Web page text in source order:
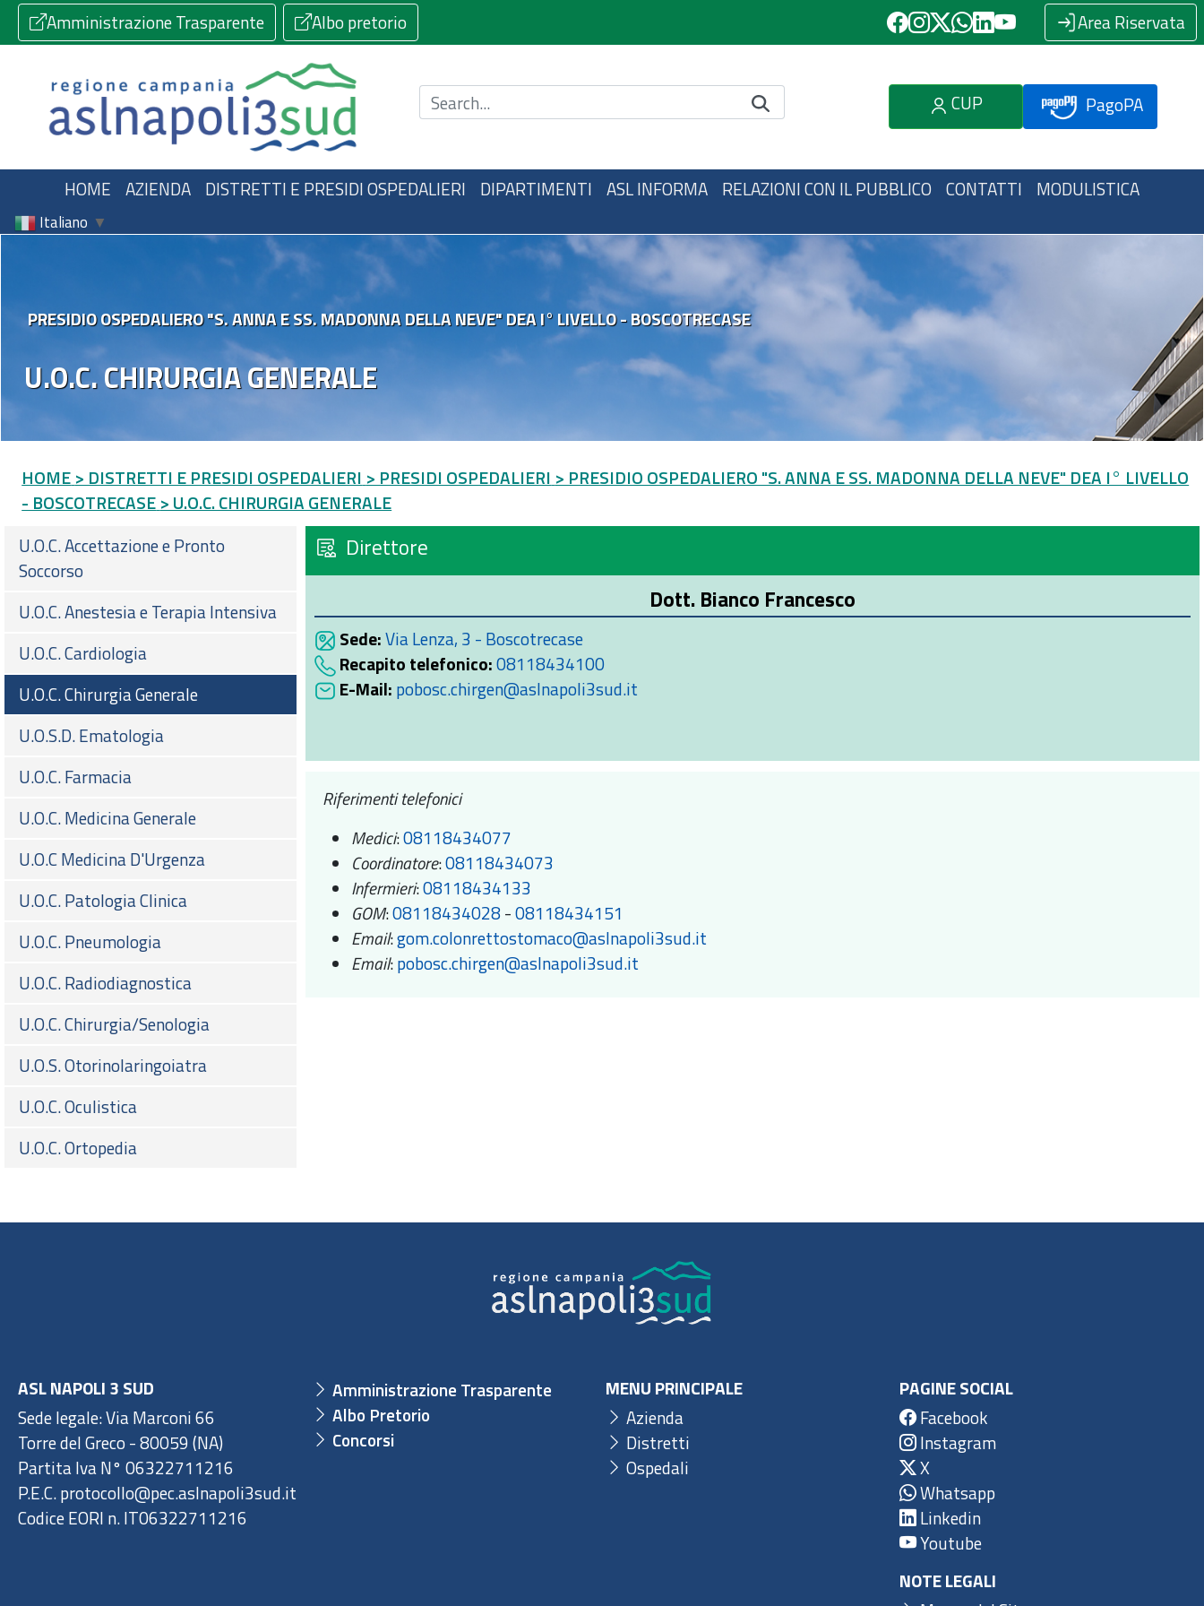
Amministrazione Trasparente Albo pretorio Area Riservata
Cerca nel sito CUP PagoPA
HOME AZIENDA DISTRETTI E PRESIDI OSPEDALIERI DIPARTIMENTI ASL INFORMA RELAZIONI CON IL PUBBLICO CONTATTI MODULISTICA
Italiano ▼
U.O.C. CHIRURGIA GENERALE
PRESIDIO OSPEDALIERO "S. ANNA E SS. MADONNA DELLA NEVE" DEA I° LIVELLO - BOSCOTRECASE
HOME > DISTRETTI E PRESIDI OSPEDALIERI > PRESIDI OSPEDALIERI > PRESIDIO OSPEDALIERO "S. ANNA E SS. MADONNA DELLA NEVE" DEA I° LIVELLO
- BOSCOTRECASE > U.O.C. CHIRURGIA GENERALE
U.O.C. Accettazione e Pronto
Soccorso
U.O.C. Anestesia e Terapia Intensiva
U.O.C. Cardiologia
U.O.C. Chirurgia Generale
U.O.S.D. Ematologia
U.O.C. Farmacia
U.O.C. Medicina Generale
U.O.C Medicina D'Urgenza
U.O.C. Patologia Clinica
U.O.C. Pneumologia
U.O.C. Radiodiagnostica
U.O.C. Chirurgia/Senologia
U.O.S. Otorinolaringoiatra
U.O.C. Oculistica
U.O.C. Ortopedia
Direttore
Dott. Bianco Francesco
Sede:Via Lenza, 3 - Boscotrecase
Recapito telefonico:08118434100
E-Mail: pobosc.chirgen@aslnapoli3sud.it
Riferimenti telefonici
Medici:08118434077
Coordinatore:08118434073
Infermieri:08118434133
GOM:08118434028-08118434151
Email:gom.colonrettostomaco@aslnapoli3sud.it
Email:pobosc.chirgen@aslnapoli3sud.it
ASL NAPOLI 3 SUD
Sede legale: Via Marconi 66
Torre del Greco - 80059 (NA)
Partita Iva N° 06322711216
P.E.C. protocollo@pec.aslnapoli3sud.it
Codice EORI n. IT06322711216
Amministrazione Trasparente
Albo Pretorio
Concorsi
MENU PRINCIPALE
Azienda
Distretti
Ospedali
PAGINE SOCIAL
Facebook
Instagram
X
Whatsapp
Linkedin
Youtube
NOTE LEGALI